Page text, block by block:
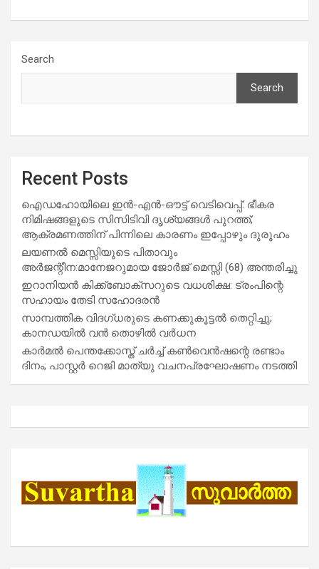
Search
Search
Recent Posts
ഐഡഹോയിലെ ഇൻ-എൻ-ഔട്ട് വെടിവെപ്പ്: ഭീകര
നിമിഷങ്ങളുടെ സിസിടിവി ദൃശ്യങ്ങൾ പുറത്ത്;
ആക്രമണത്തിന് പിന്നിലെ കാരണം ഇപ്പോഴും ദുരൂഹം
ലയണൽ മെസ്സിയുടെ പിതാവും
അർജന്റീന:മാനേജറുമായ ജോർജ് മെസ്സി (68) അന്തരിച്ചു
ഇറാനിയൻ കിക്ക്ബോക്സറുടെ വധശിക്ഷ: ട്രംപിന്റെ
സഹായം തേടി സഹോദരൻ
സാമ്പത്തിക വിദഗ്ധരുടെ കണക്കുകൂട്ടൽ തെറ്റിച്ചു;
കാനഡയിൽ വൻ തൊഴിൽ വർധന
കാർമൽ പെന്തക്കോസ്ത് ചർച്ച് കൺവെൻഷന്റെ രണ്ടാം
ദിനം; പാസ്റ്റർ റെജി മാത്യു വചനപ്രഘോഷണം നടത്തി